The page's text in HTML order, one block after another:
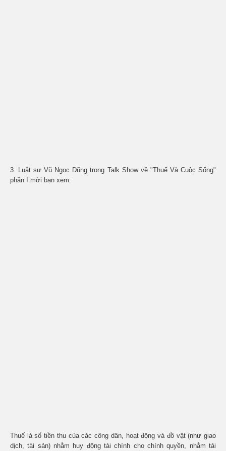
3. Luật sư Vũ Ngọc Dũng trong Talk Show về "Thuế Và Cuộc Sống"
phần I mời bạn xem:
Thuế là số tiền thu của các công dân, hoạt động và đồ vật (như giao
dịch, tài sản) nhằm huy động tài chính cho chính quyền, nhằm tái